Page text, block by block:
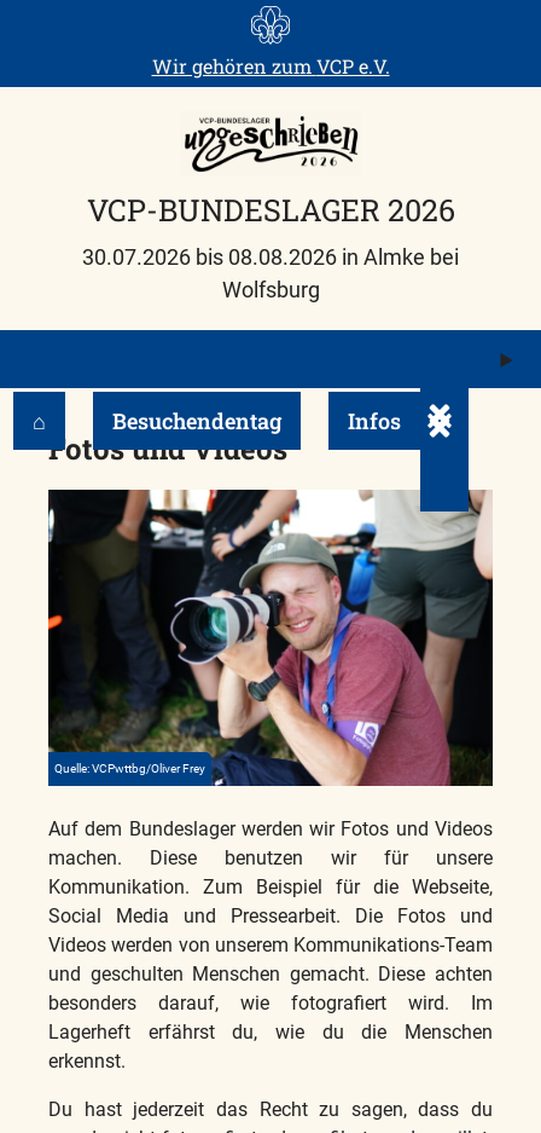
Wir gehören zum VCP e.V.
VCP-BUNDESLAGER 2026
30.07.2026 bis 08.08.2026 in Almke bei
Wolfsburg
⌂ Besuchendentag Infos Untermenü
Fotos und Videos
Quelle: VCPwttbg/Oliver Frey
Auf dem Bundeslager werden wir Fotos und Videos
machen. Diese benutzen wir für unsere
Kommunikation. Zum Beispiel für die Webseite,
Social Media und Pressearbeit. Die Fotos und
Videos werden von unserem Kommunikations-Team
und geschulten Menschen gemacht. Diese achten
besonders darauf, wie fotografiert wird. Im
Lagerheft erfährst du, wie du die Menschen
erkennst.
Du hast jederzeit das Recht zu sagen, dass du